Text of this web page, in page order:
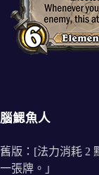
腦鰓魚人
舊版：[法力消耗 2
一張牌。」